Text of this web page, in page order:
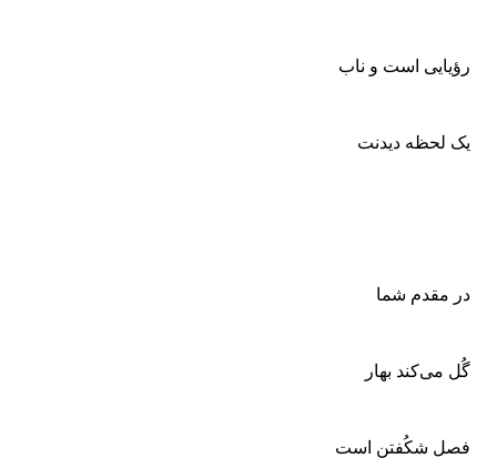
رؤیایی است و ناب
یک لحظه دیدنت
در مقدم شما
گُل می‌کند بهار
فصل شکُفتن است